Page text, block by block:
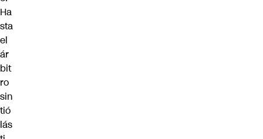
Ha
sta
el
ár
bit
ro
sin
tió
lás